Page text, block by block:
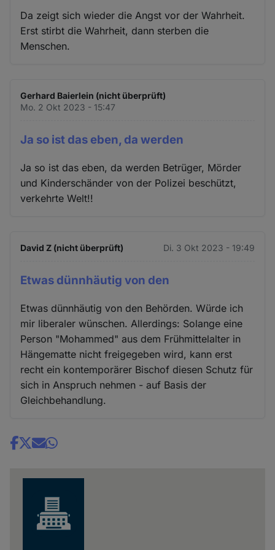
Da zeigt sich wieder die Angst vor der Wahrheit.
Erst stirbt die Wahrheit, dann sterben die
Menschen.
Gerhard Baierlein (nicht überprüft)
Mo. 2 Okt 2023 - 15:47
Ja so ist das eben, da werden
Ja so ist das eben, da werden Betrüger, Mörder
und Kinderschänder von der Polizei beschützt,
verkehrte Welt!!
David Z (nicht überprüft) Di. 3 Okt 2023 - 19:49
Etwas dünnhäutig von den
Etwas dünnhäutig von den Behörden. Würde ich
mir liberaler wünschen. Allerdings: Solange eine
Person "Mohammed" aus dem Frühmittelalter in
Hängematte nicht freigegeben wird, kann erst
recht ein kontemporärer Bischof diesen Schutz für
sich in Anspruch nehmen - auf Basis der
Gleichbehandlung.
Share